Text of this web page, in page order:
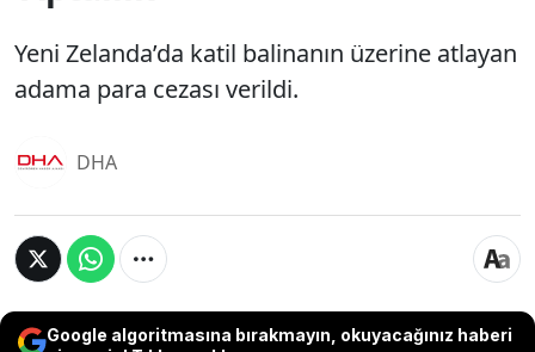
Yeni Zelanda’da katil balinanın üzerine atlayan
adama para cezası verildi.
DHA
Google algoritmasına bırakmayın, okuyacağınız haberi